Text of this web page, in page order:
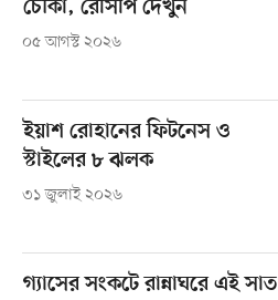
চৌকা, রেসিপি দেখুন
০৫ আগস্ট ২০২৬
ইয়াশ রোহানের ফিটনেস ও
স্টাইলের ৮ ঝলক
৩১ জুলাই ২০২৬
গ্যাসের সংকটে রান্নাঘরে এই সাত